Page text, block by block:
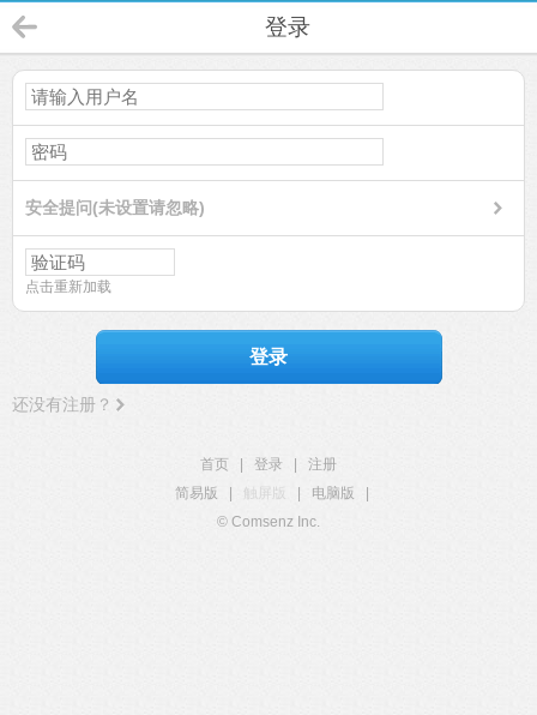
登录
安全提问(未设置请忽略)
点击重新加载
登录
还没有注册？
首页 登录
注册
简易版
触屏版 电脑版
© Comsenz Inc.